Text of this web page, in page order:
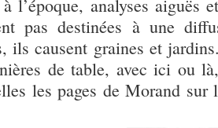
l’époque, analyses aiguës
pas destinées à une
ils causent graines et
de table, avec ici ou
les pages de Morand sur